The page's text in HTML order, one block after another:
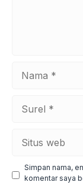
Simpan nama,
komentar saya